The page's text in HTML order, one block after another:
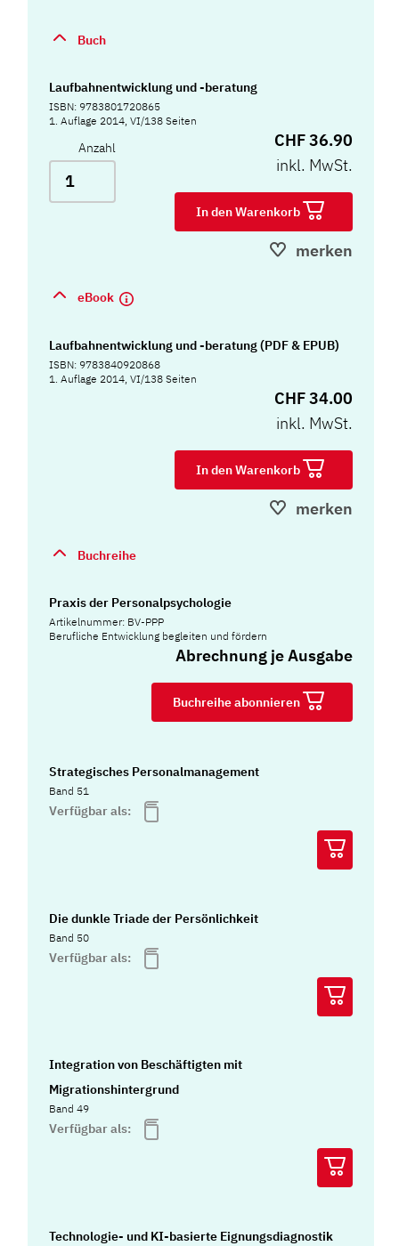
Buch
Laufbahnentwicklung und -beratung
ISBN: 9783801720865
1. Auflage 2014, VI/138 Seiten
Anzahl
CHF 36.90
inkl. MwSt.
In den Warenkorb
merken
eBook
Laufbahnentwicklung und -beratung (PDF & EPUB)
ISBN: 9783840920868
1. Auflage 2014, VI/138 Seiten
CHF 34.00
inkl. MwSt.
In den Warenkorb
merken
Buchreihe
Praxis der Personalpsychologie
Artikelnummer: BV-PPP
Berufliche Entwicklung begleiten und fördern
Abrechnung je Ausgabe
Buchreihe abonnieren
Strategisches Personalmanagement
Band 51
Verfügbar als:
Die dunkle Triade der Persönlichkeit
Band 50
Verfügbar als:
Integration von Beschäftigten mit
Migrationshintergrund
Band 49
Verfügbar als:
Technologie- und KI-basierte Eignungsdiagnostik